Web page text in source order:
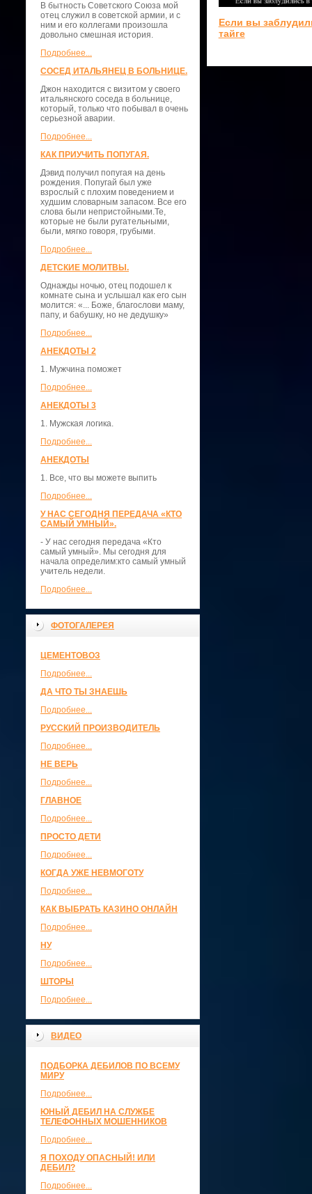
В бытность Советского Союза мой
отец служил в советской армии, и с
ним и его коллегами произошла
довольно смешная история.
Подробнее...
СОСЕД ИТАЛЬЯНЕЦ В БОЛЬНИЦЕ.
Джон находится с визитом у своего
итальянского соседа в больнице,
который, только что побывал в очень
серьезной аварии.
Подробнее...
КАК ПРИУЧИТЬ ПОПУГАЯ.
Дэвид получил попугая на день
рождения. Попугай был уже
взрослый с плохим поведением и
худшим словарным запасом. Все его
слова были непристойными.Те,
которые не были ругательными,
были, мягко говоря, грубыми.
Подробнее...
ДЕТСКИЕ МОЛИТВЫ.
Однажды ночью, отец подошел к
комнате сына и услышал как его сын
молится: «... Боже, благослови маму,
папу, и бабушку, но не дедушку»
Подробнее...
АНЕКДОТЫ 2
1. Мужчина поможет
Подробнее...
АНЕКДОТЫ 3
1. Мужская логика.
Подробнее...
АНЕКДОТЫ
1. Все, что вы можете выпить
Подробнее...
У НАС СЕГОДНЯ ПЕРЕДАЧА «КТО
САМЫЙ УМНЫЙ».
- У нас сегодня передача «Кто
самый умный». Мы сегодня для
начала определим:кто самый умный
учитель недели.
Подробнее...
ФОТОГАЛЕРЕЯ
ЦЕМЕНТОВОЗ
Подробнее...
ДА ЧТО ТЫ ЗНАЕШЬ
Подробнее...
РУССКИЙ ПРОИЗВОДИТЕЛЬ
Подробнее...
НЕ ВЕРЬ
Подробнее...
ГЛАВНОЕ
Подробнее...
ПРОСТО ДЕТИ
Подробнее...
КОГДА УЖЕ НЕВМОГОТУ
Подробнее...
КАК ВЫБРАТЬ КАЗИНО ОНЛАЙН
Подробнее...
НУ
Подробнее...
ШТОРЫ
Подробнее...
ВИДЕО
ПОДБОРКА ДЕБИЛОВ ПО ВСЕМУ
МИРУ
Подробнее...
ЮНЫЙ ДЕБИЛ НА СЛУЖБЕ
ТЕЛЕФОННЫХ МОШЕННИКОВ
Подробнее...
Я ПОХОДУ ОПАСНЫЙ! ИЛИ
ДЕБИЛ?
Подробнее...
Если вы
тайге